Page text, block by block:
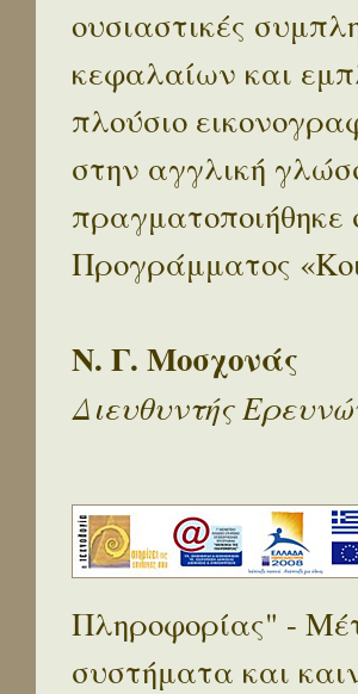
ουσιαστικές
κεφαλαίων και
πλούσιο
στην αγγλική
πραγματοποιήθηκε
Προγράμματος
Ν. Γ. Μοσχονάς
Διευθυντής
Πληροφορίας" -
συστήματα και